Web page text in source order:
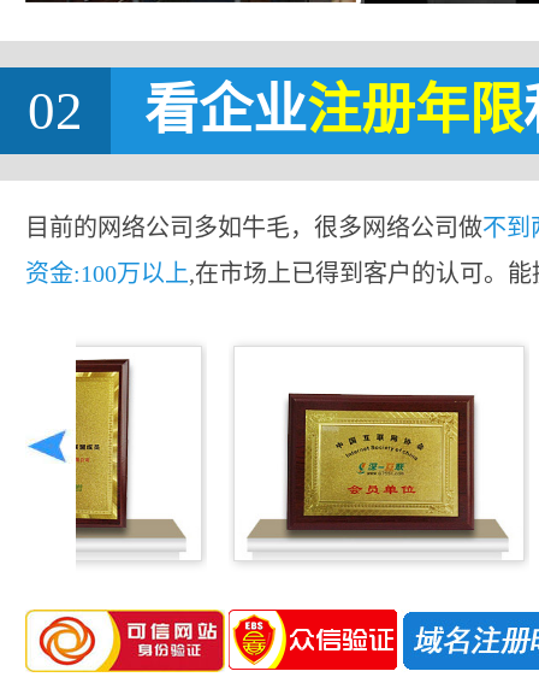
02 看企业注册年限
目前的网络公司多如牛毛，很多网络公司做不到
资金:100万以上,在市场上已得到客户的认可。